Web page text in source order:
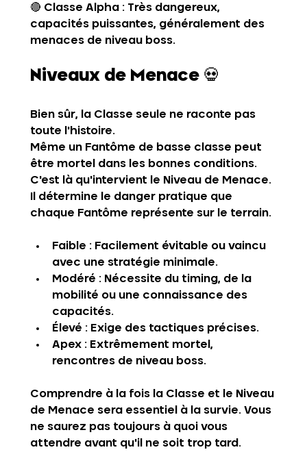
🔴 Classe Alpha : Très dangereux,
capacités puissantes, généralement des
menaces de niveau boss.
Niveaux de Menace 💀
Bien sûr, la Classe seule ne raconte pas
toute l'histoire.
Même un Fantôme de basse classe peut
être mortel dans les bonnes conditions.
C'est là qu'intervient le Niveau de Menace.
Il détermine le danger pratique que
chaque Fantôme représente sur le terrain.
Faible : Facilement évitable ou vaincu
avec une stratégie minimale.
Modéré : Nécessite du timing, de la
mobilité ou une connaissance des
capacités.
Élevé : Exige des tactiques précises.
Apex : Extrêmement mortel,
rencontres de niveau boss.
Comprendre à la fois la Classe et le Niveau
de Menace sera essentiel à la survie. Vous
ne saurez pas toujours à quoi vous
attendre avant qu'il ne soit trop tard.